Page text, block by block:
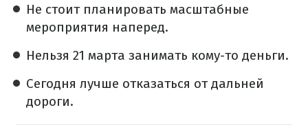
Не стоит планировать масштабные
мероприятия наперед.
Нельзя 21 марта занимать кому-то деньги.
Сегодня лучше отказаться от дальней
дороги.